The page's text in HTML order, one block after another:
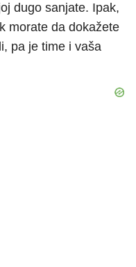
dugo sanjate. Ipak,
morate da dokažete
pa je time i vaša